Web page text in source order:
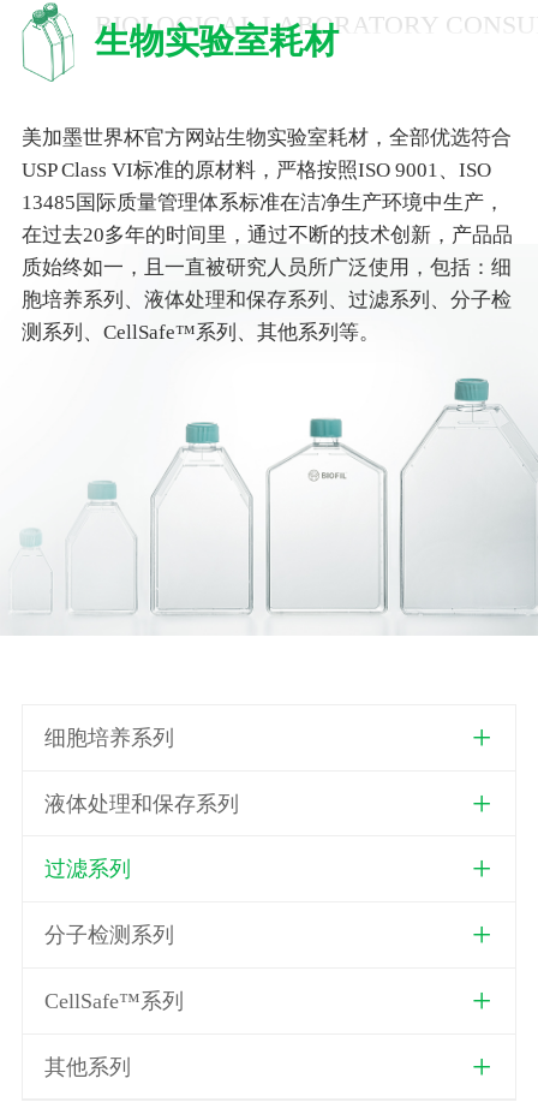
生物实验室耗材
BIOLOGICAL LABORATORY
美加墨世界杯官方网站生物实验室耗材，全部优选符合
USP Class VI标准的原材料，严格按照ISO 9001、ISO
13485国际质量管理体系标准在洁净生产环境中生产，
在过去20多年的时间里，通过不断的技术创新，产品品
质始终如一，且一直被研究人员所广泛使用，包括：细
胞培养系列、液体处理和保存系列、过滤系列、分子检
测系列、CellSafe™系列、其他系列等。
细胞培养系列
液体处理和保存系列
过滤系列
分子检测系列
CellSafe™系列
其他系列